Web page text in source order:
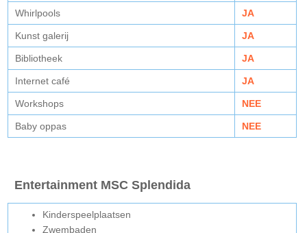
Whirlpools JA
Kunst galerij JA
Bibliotheek JA
Internet café JA
Workshops NEE
Baby oppas NEE
Entertainment MSC Splendida
Kinderspeelplaatsen
Zwembaden